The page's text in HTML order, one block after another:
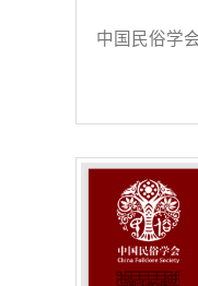
中国民俗学